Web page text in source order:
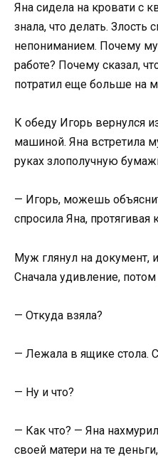
Яна сидела на кровати с
знала, что делать.
непониманием. Почему
работе? Почему сказал,
потратил еще больше на
К обеду Игорь вернулся
машиной. Яна встретила
руках злополучную
— Игорь, можешь
спросила Яна, протягивая
Муж глянул на документ,
Сначала удивление,
— Откуда взяла?
— Лежала в ящике стола.
— Ну и что?
— Как что? — Яна
своей матери на те